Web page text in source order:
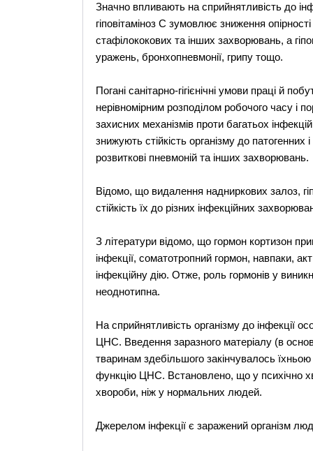
Значно впливають на сприйнятливість до
гіповітаміноз С зумовлює зниження
стафілококових та інших захворювань, а
уражень, бронхопневмонії, грипу тощо.
Погані санітарно-гігієнічні умови праці й
нерівномірним розподілом робочого часу
захисних механізмів проти багатьох
знижують стійкість організму до патогенних
розвиткові пневмоній та інших захворювань.
Відомо, що видалення надниркових залоз,
стійкість їх до різних інфекційних
З літератури відомо, що гормон кортизон
інфекції, соматотропний гормон, навпаки,
інфекційну дію. Отже, роль гормонів у
неоднотипна.
На сприйнятливість організму до інфекції
ЦНС. Введення заразного матеріалу (в
тваринам здебільшого закінчувалось
функцію ЦНС. Встановлено, що у психічно
хвороби, ніж у нормальних людей.
Джерелом інфекції є заражений організм